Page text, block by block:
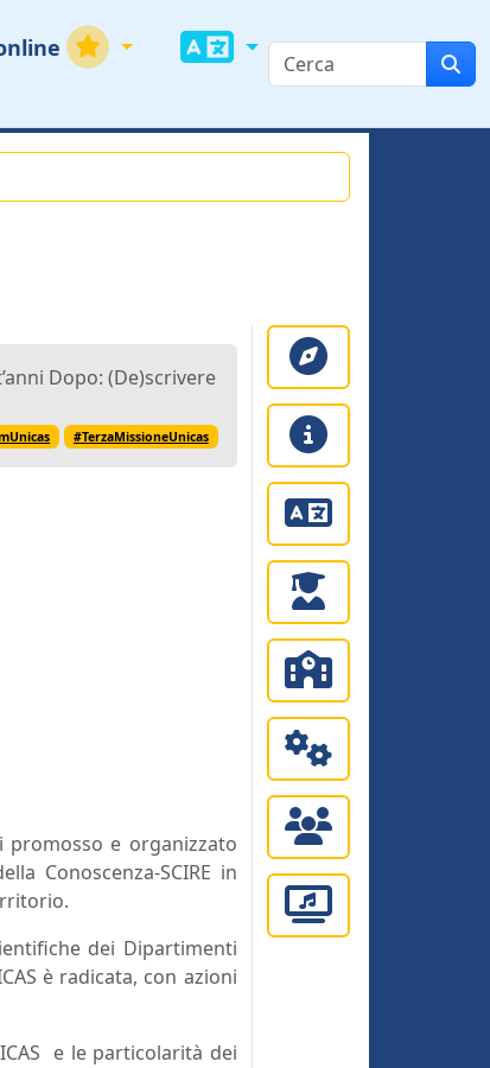
Dopo: (De)scrivere
#TerzaMissioneUnicas
e organizzato
Conoscenza-SCIRE in
dei Dipartimenti
è radicata, con azioni
e le particolarità dei